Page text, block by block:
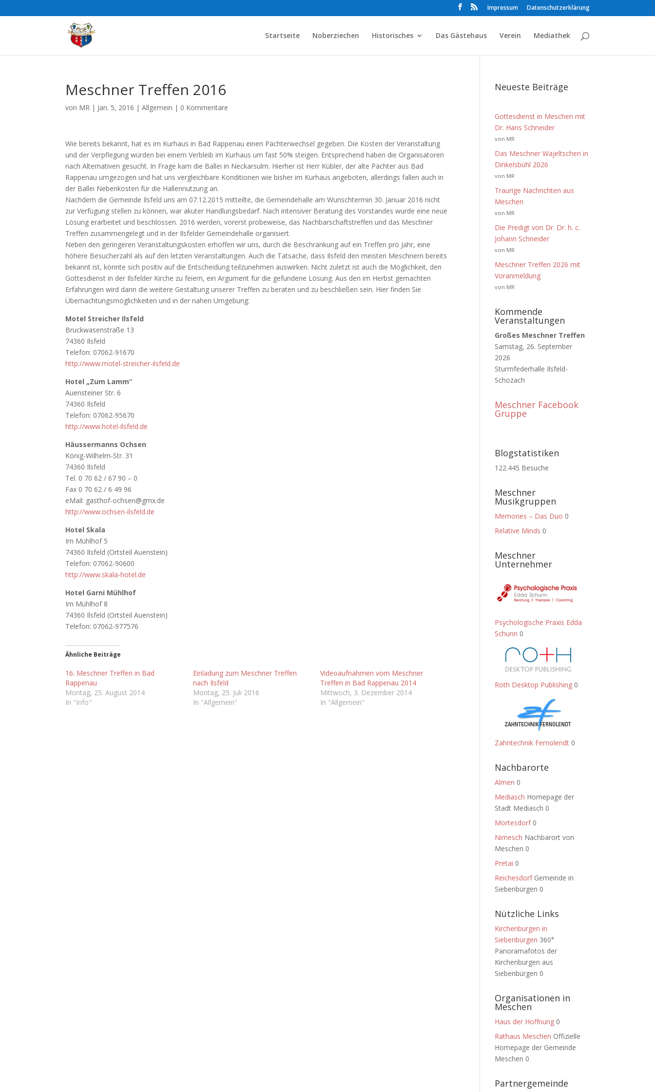
Impressum Datenschutzerklärung
Startseite Noberziechen Historisches Das Gästehaus Verein Mediathek
Meschner Treffen 2016
von MR | Jan. 5, 2016 |Allgemein | 0 Kommentare
Wie bereits bekannt, hat es im Kurhaus in Bad Rappenau einen Pächterwechsel gegeben. Die Kosten der Veranstaltung
und der Verpflegung würden bei einem Verbleib im Kurhaus um fast 50% steigen. Entsprechend haben die Organisatoren
nach Alternativen gesucht. In Frage kam die Ballei in Neckarsulm. Hierher ist Herr Kübler, der alte Pächter aus Bad
Rappenau umgezogen und hat uns vergleichbare Konditionen wie bisher im Kurhaus angeboten, allerdings fallen auch in
der Ballei Nebenkosten für die Hallennutzung an.
Nachdem die Gemeinde Ilsfeld uns am 07.12.2015 mitteilte, die Gemeindehalle am Wunschtermin 30. Januar 2016 nicht
zur Verfügung stellen zu können, war akuter Handlungsbedarf. Nach intensiver Beratung des Vorstandes wurde eine neue
Lösung erarbeitet und beschlossen. 2016 werden, vorerst probeweise, das Nachbarschaftstreffen und das Meschner
Treffen zusammengelegt und in der Ilsfelder Gemeindehalle organisiert.
Neben den geringeren Veranstaltungskosten erhoffen wir uns, durch die Beschränkung auf ein Treffen pro Jahr, eine
höhere Besucherzahl als auf den letzten Veranstaltungen. Auch die Tatsache, dass Ilsfeld den meisten Meschnern bereits
bekannt ist, könnte sich positiv auf die Entscheidung teilzunehmen auswirken. Nicht zuletzt ist auch die Möglichkeit, den
Gottesdienst in der Ilsfelder Kirche zu feiern, ein Argument für die gefundene Lösung. Aus den im Herbst gemachten
Erfahrungen wird dann die weitere Gestaltung unserer Treffen zu beraten und zu beschließen sein. Hier finden Sie
Übernachtungsmöglichkeiten und in der nahen Umgebung:
Motel Streicher Ilsfeld
Bruckwasenstraße 13
74360 Ilsfeld
Telefon: 07062-91670
http://www.motel-streicher-ilsfeld.de
Hotel „Zum Lamm“
Auensteiner Str. 6
74360 Ilsfeld
Telefon: 07062-95670
http://www.hotel-ilsfeld.de
Häussermanns Ochsen
König-Wilhelm-Str. 31
74360 Ilsfeld
Tel. 0 70 62 / 67 90 – 0
Fax 0 70 62 / 6 49 96
eMail: gasthof-ochsen@gmx.de
http://www.ochsen-ilsfeld.de
Hotel Skala
Im Mühlhof 5
74360 Ilsfeld (Ortsteil Auenstein)
Telefon: 07062-90600
http://www.skala-hotel.de
Hotel Garni Mühlhof
Im Mühlhof 8
74360 Ilsfeld (Ortsteil Auenstein)
Telefon: 07062-977576
Ähnliche Beiträge
16. Meschner Treffen in Bad
Rappenau
Montag, 25. August 2014
In "Info"
Einladung zum Meschner Treffen
nach Ilsfeld
Montag, 25. Juli 2016
In "Allgemein"
Videoaufnahmen vom Meschner
Treffen in Bad Rappenau 2014
Mittwoch, 3. Dezember 2014
In "Allgemein"
Neueste Beiträge
Gottesdienst in Meschen mit
Dr. Hans Schneider
von MR
Das Meschner Wajeltschen in
Dinkelsbühl 2026
von MR
Traurige Nachrichten aus
Meschen
von MR
Die Predigt von Dr. Dr. h. c.
Johann Schneider
von MR
Meschner Treffen 2026 mit
Voranmeldung
von MR
Kommende
Veranstaltungen
Großes Meschner Treffen
Samstag, 26. September
2026
Sturmfederhalle Ilsfeld-
Schozach
Meschner Facebook
Gruppe
Blogstatistiken
122.445 Besuche
Meschner
Musikgruppen
Memories – Das Duo 0
Relative Minds 0
Meschner
Unternehmer
Psychologische Praxis Edda
Schunn 0
Roth Desktop Publishing 0
Zahntechnik Fernolendt 0
Nachbarorte
Almen 0
Mediasch Homepage der
Stadt Mediasch 0
Mortesdorf0
Nimesch Nachbarort von
Meschen 0
Pretai 0
ReichesdorfGemeinde in
Siebenbürgen 0
Nützliche Links
Kirchenburgen in
Siebenbürgen 360°
Panoramafotos der
Kirchenburgen aus
Siebenbürgen 0
Organisationen in
Meschen
Haus der Hoffnung 0
Rathaus Meschen Offizielle
Homepage der Gemeinde
Meschen 0
Partnergemeinde